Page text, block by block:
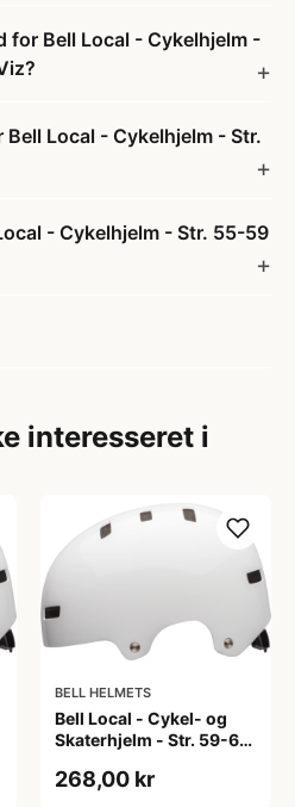
for Bell Local - Cykelhjelm -
Local - Cykelhjelm - Str.
- Cykelhjelm - Str. 55-59
interesseret i
BELL HELMETS
Bell Local - Cykel- og
Skaterhjelm - Str. 59-63
268,00 kr